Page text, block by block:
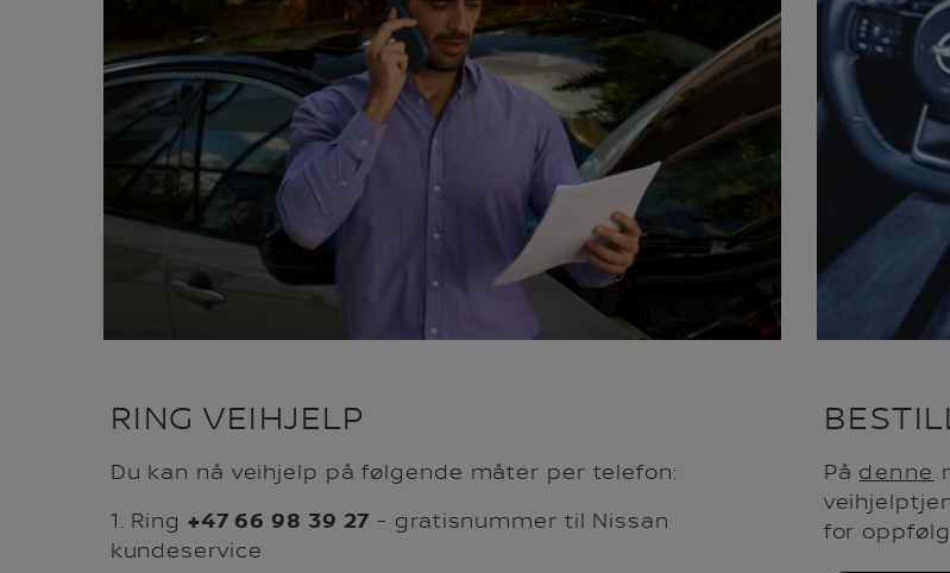
RING VEIHJELP
Du kan nå veihjelp på følgende måter per telefon:
1. Ring +47 66 98 39 27 - gratisnummer til Nissan
kundeservice
På denne
for